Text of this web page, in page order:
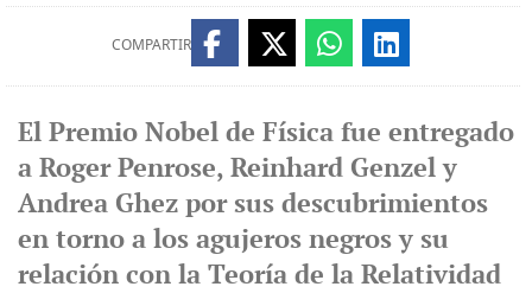
COMPARTIR
El Premio Nobel de Física fue entregado
a Roger Penrose, Reinhard Genzel y
Andrea Ghez por sus descubrimientos
en torno a los agujeros negros y su
relación con la Teoría de la Relatividad